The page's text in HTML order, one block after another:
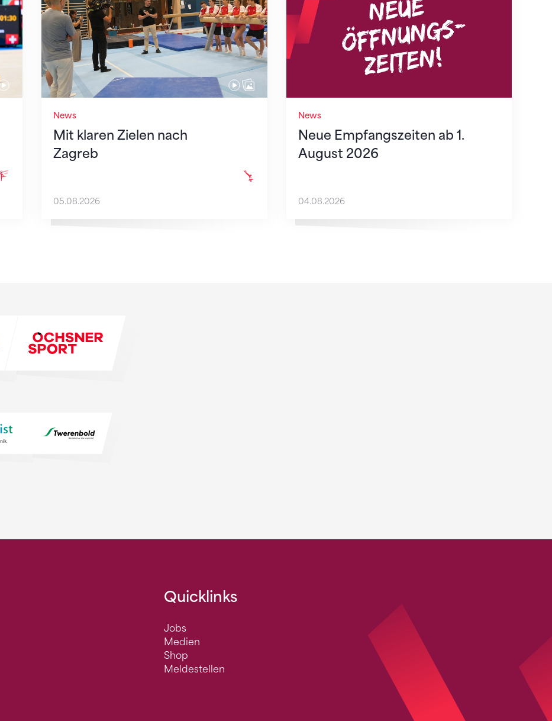
News
Mit klaren Zielen nach
Zagreb
05.08.2026
News
Neue Empfangszeiten ab 1.
August 2026
04.08.2026
Quicklinks
Jobs
Medien
Shop
Meldestellen